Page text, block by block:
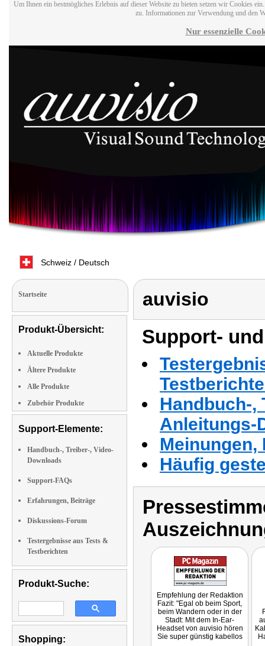
Um Ihnen ein bestmögliches Erlebnis auf dieser Website zu bieten setzen wir Cookies
zu. Informationen zur Verwendung und den
Nur essenzielle
Schweiz / Deutsch
Startseite
Produkt-Übersicht:
Aktuelle Produkte
Ältere Produkte
Alle Produkte
Zubehör Produkte
Support-Elemente:
Handbuch-, Treiber-, Video-
Downloads
Support-FAQs
Erfahrungen, Beiträge
Diskussions-Forum
Testergebnisse aus Tests &
Testberichten
Produkt-Suche:
Shopping:
auvisio
Support-
Handbuch-,
Anleitungs-
Häufig
Empfehlung der Redaktion
Fazit: "Egal ob beim Sport,
beim Wandern oder in der
Stadt: Mit dem In-Ear-
Headset von auvisio hören
Sie super günstig kabellos